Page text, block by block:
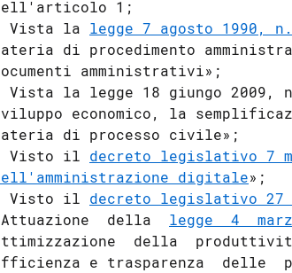
1;
Vista la
legge 7 agosto 1990,
di procedimento
amministrativi»;
Vista la legge 18 giungo 2009,
economico, la
di processo civile»;
Visto il
decreto legislativo 7
digitale»;
Visto il
decreto legislativo
della legge  4
della
e trasparenza  delle